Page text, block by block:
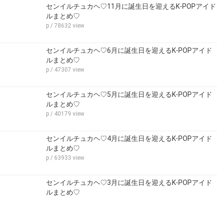
センイルチュカヘ♡11月に誕生日を迎えるK-POPアイド
ルまとめ♡
p / 78632 view
センイルチュカヘ♡6月に誕生日を迎えるK-POPアイド
ルまとめ♡
p / 47307 view
センイルチュカヘ♡5月に誕生日を迎えるK-POPアイド
ルまとめ♡
p / 40179 view
センイルチュカヘ♡4月に誕生日を迎えるK-POPアイド
ルまとめ♡
p / 63933 view
センイルチュカヘ♡3月に誕生日を迎えるK-POPアイド
ルまとめ♡